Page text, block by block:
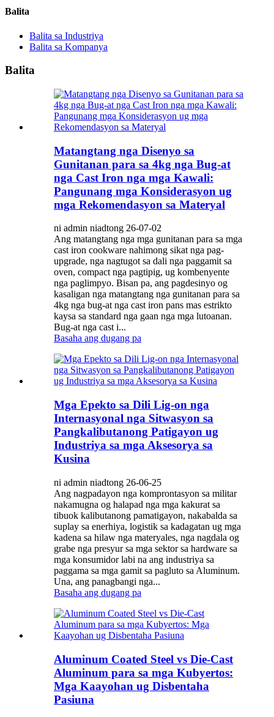
Balita
Balita sa Industriya
Balita sa Kompanya
Balita
Matangtang nga Disenyo sa
Gunitanan para sa 4kg nga Bug-at
nga Cast Iron nga mga Kawali:
Pangunang mga Konsiderasyon ug
mga Rekomendasyon sa Materyal
ni admin niadtong 26-07-02
Ang matangtang nga mga gunitanan para sa mga
cast iron cookware nahimong sikat nga pag-
upgrade, nga nagtugot sa dali nga paggamit sa
oven, compact nga pagtipig, ug kombenyente
nga paglimpyo. Bisan pa, ang pagdesinyo og
kasaligan nga matangtang nga gunitanan para sa
4kg nga bug-at nga cast iron pans mas estrikto
kaysa sa standard nga gaan nga mga lutoanan.
Bug-at nga cast i...
Basaha ang dugang pa
Mga Epekto sa Dili Lig-on nga
Internasyonal nga Sitwasyon sa
Pangkalibutanong Patigayon ug
Industriya sa mga Aksesorya sa
Kusina
ni admin niadtong 26-06-25
Ang nagpadayon nga komprontasyon sa militar
nakamugna og halapad nga mga kakurat sa
tibuok kalibutanong pamatigayon, nakabalda sa
suplay sa enerhiya, logistik sa kadagatan ug mga
kadena sa hilaw nga materyales, nga nagdala og
grabe nga presyur sa mga sektor sa hardware sa
mga konsumidor labi na ang industriya sa
paggama sa mga gamit sa pagluto sa Aluminum.
Una, ang panagbangi nga...
Basaha ang dugang pa
Aluminum Coated Steel vs Die-Cast
Aluminum para sa mga Kubyertos:
Mga Kaayohan ug Disbentaha
Pasiuna